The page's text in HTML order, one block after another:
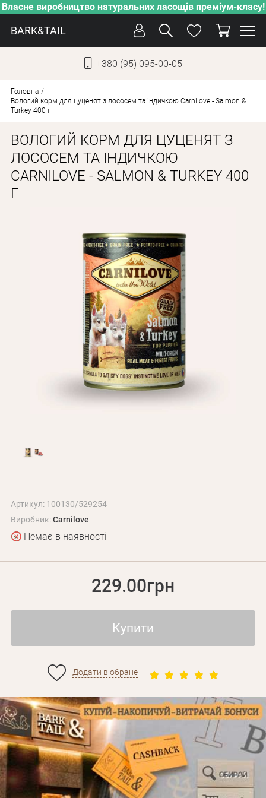
Власне виробництво натуральних ласощів преміум-класу!
BARK&TAIL
+380 (95) 095-00-05
КОТИ
ВІД СПЕКИ
ВЛАСНЕ ВИРОБНИЦТВО
БЛОГ
Оплата і доставка
Програма лояльності
Про Нас
Оптовим клієнтам
Контакти
+380 (95) 095-00-05
Головна
Вологий корм для цуценят з лососем та індичкою Carnilove - Salmon &
Turkey 400 г
ВОЛОГИЙ КОРМ ДЛЯ ЦУЦЕНЯТ З
ЛОСОСЕМ ТА ІНДИЧКОЮ
CARNILOVE - SALMON & TURKEY 400
Г
Артикул: 100130/529254
Виробник:Carnilove
Немає в наявності
229.00грн
Купити
Додати в обране
Забули пароль?
Особисті дані